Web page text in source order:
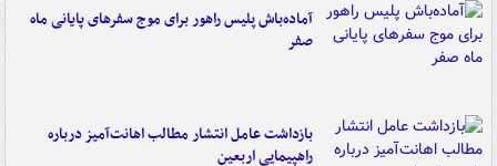
آماده‌باش پلیس راهور برای موج سفرهای پایانی ماه
صفر
بازداشت عامل انتشار مطالب اهانت‌آمیز درباره
راهپیمایی اربعین